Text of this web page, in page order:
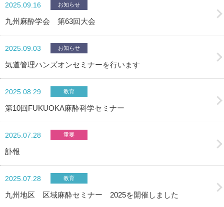
お知らせ
2025.09.16
九州麻酔学会 第63回大会
お知らせ
2025.09.03
気道管理ハンズオンセミナーを行います
教育
2025.08.29
第10回FUKUOKA麻酔科学セミナー
重要
2025.07.28
訃報
教育
2025.07.28
九州地区 区域麻酔セミナー 2025を開催しました